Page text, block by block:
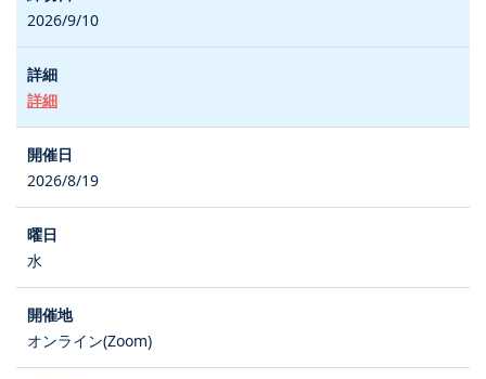
2026/9/10
詳細
2026/8/19
水
オンライン(Zoom)